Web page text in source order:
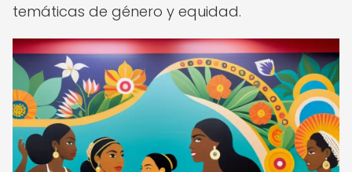
temáticas de género y equidad.